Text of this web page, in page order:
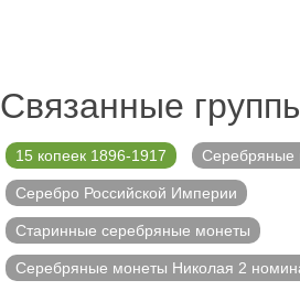
Связанные
15 копеек 1896-1917 Серебряные
Серебро Российской Империи
Старинные серебряные монеты
Серебряные монеты Николая 2